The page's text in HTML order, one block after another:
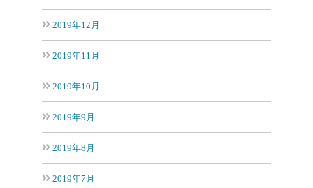
2019年12月
2019年11月
2019年10月
2019年9月
2019年8月
2019年7月